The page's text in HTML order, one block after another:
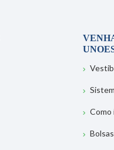
Como